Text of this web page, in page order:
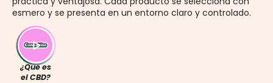
esmero y se presenta en un entorno claro y controlado.
¿Qué es
el CBD?